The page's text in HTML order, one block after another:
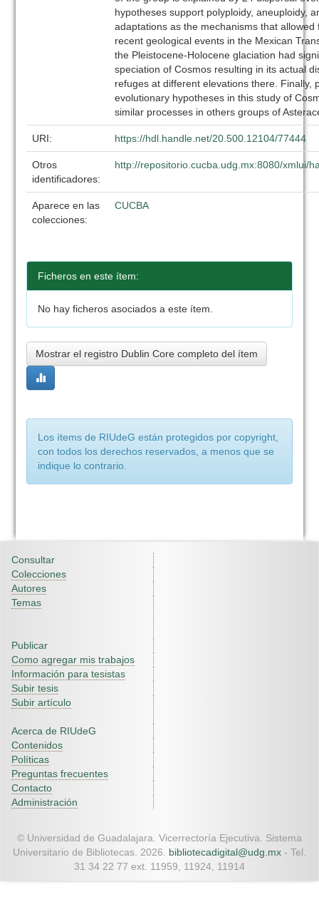
hypotheses support polyploidy, aneuploidy,
adaptations as the mechanisms that
recent geological events in the Mexican
the Pleistocene-Holocene glaciation had
speciation of Cosmos resulting in its actual
refuges at different elevations there. Finally,
evolutionary hypotheses in this study of
similar processes in others groups of
URI: https://hdl.handle.net/20.500.12104/77444
Otros
identificadores:
http://repositorio.cucba.udg.mx:8080/xmlui/
Aparece en las
colecciones:
CUCBA
Ficheros en este ítem:
No hay ficheros asociados a este ítem.
Mostrar el registro Dublin Core completo del ítem
Los ítems de RIUdeG están protegidos por copyright,
con todos los derechos reservados, a menos que se
indique lo contrario.
Consultar
Colecciones
Autores
Temas
Publicar
Como agregar mis trabajos
Información para tesistas
Subir tesis
Subir artículo
Acerca de RIUdeG
Contenidos
Políticas
Preguntas frecuentes
Contacto
Administración
© Universidad de Guadalajara. Vicerrectoría Ejecutiva. Sistema
Universitario de Bibliotecas. 2026. bibliotecadigital@udg.mx - Tel.
31 34 22 77 ext. 11959, 11924, 11914